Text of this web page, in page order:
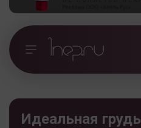
Идеальная грудь